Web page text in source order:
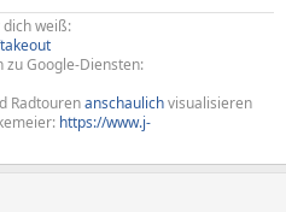
dich weiß:
Google-Diensten:
Radtourenanschaulichvisualisieren
https://www.j-